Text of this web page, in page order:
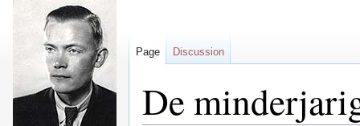
De
Page Discussion